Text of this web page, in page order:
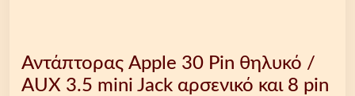
Αντάπτορας Apple 30 Pin θηλυκό /
AUX 3.5 mini Jack αρσενικό και 8 pin